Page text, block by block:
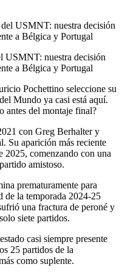
USMNT: nuestra decisión
a Bélgica y Portugal
Pochettino seleccione su
Mundo ya casi está aquí.
antes del montaje final?
con Greg Berhalter y
Su aparición más reciente
2025, comenzando con una
amistoso.
prematuramente para
de la temporada 2024-25
una fractura de peroné y
siete partidos.
casi siempre presente
25 partidos de la
como suplente.